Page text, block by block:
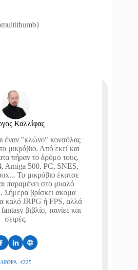
Καλλίφας
έναν "κλώνο" κονσόλας
μικρόβιο. Από εκεί και
πήραν το δρόμο τους.
Amiga 500, PC, SNES,
Το μικρόβιο έκατσε
παραμένει στο μυαλό
Σήμερα βρίσκει ακομα
καλό JRPG ή FPS, αλλά
βιβλίο, ταινίες και
σειρές.
ΆΡΘΡΑ: 4225